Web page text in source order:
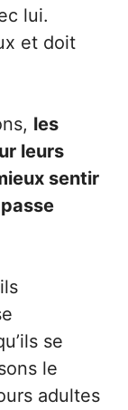
lui.
et doit
les
leurs
sentir
se
le
adultes